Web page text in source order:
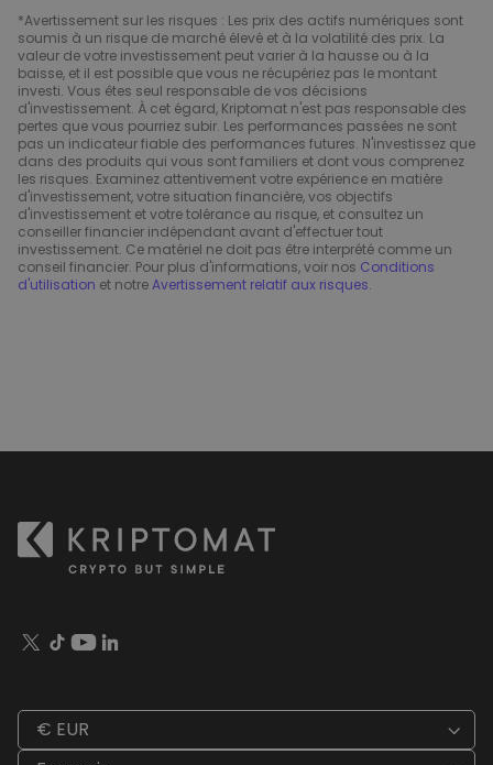
*Avertissement sur les risques : Les prix des actifs numériques sont
soumis à un risque de marché élevé et à la volatilité des prix. La
valeur de votre investissement peut varier à la hausse ou à la
baisse, et il est possible que vous ne récupériez pas le montant
investi. Vous êtes seul responsable de vos décisions
d'investissement. À cet égard, Kriptomat n'est pas responsable des
pertes que vous pourriez subir. Les performances passées ne sont
pas un indicateur fiable des performances futures. N'investissez que
dans des produits qui vous sont familiers et dont vous comprenez
les risques. Examinez attentivement votre expérience en matière
d'investissement, votre situation financière, vos objectifs
d'investissement et votre tolérance au risque, et consultez un
conseiller financier indépendant avant d'effectuer tout
investissement. Ce matériel ne doit pas être interprété comme un
conseil financier. Pour plus d'informations, voir nos Conditions
d'utilisation et notreAvertissement relatif aux risques.
€ EUR